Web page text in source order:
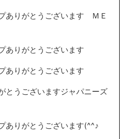
ありがとうございます ＭＥ
ありがとうございます
ありがとうございます
うございますジャパニーズ
ありがとうございます(^^♪